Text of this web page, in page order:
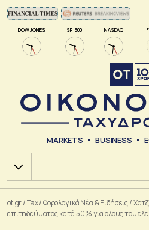
DOW JONES SP 500 NASDAQ
MARKETS BUSINESS
Χ.Α.
ot.gr/Tax/Φορολογικά Νέα & Eιδήσεις/
επιτηδεύματος κατά 50% για όλους του